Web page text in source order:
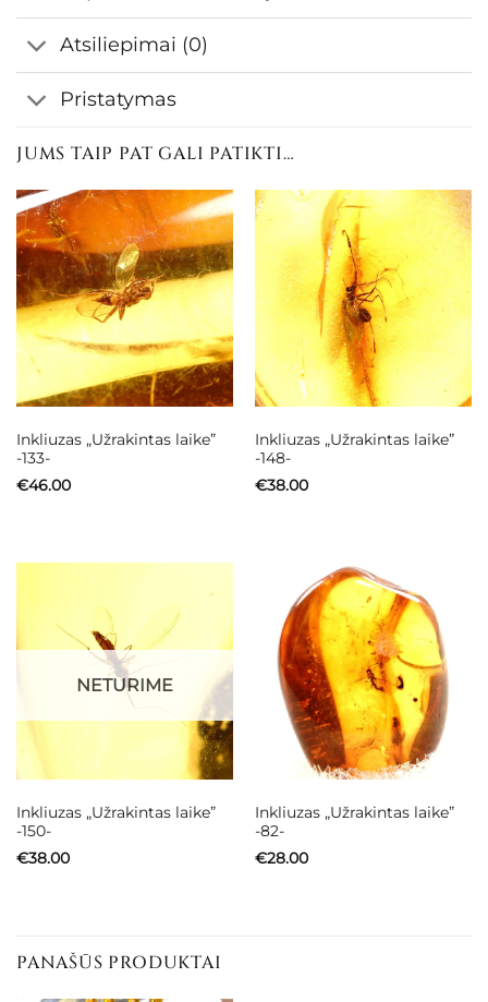
Atsiliepimai (0)
Pristatymas
JUMS TAIP PAT GALI PATIKTI…
Inkliuzas „Užrakintas laike”
-133-
€46.00
Inkliuzas „Užrakintas laike”
-148-
€38.00
NETURIME
Inkliuzas „Užrakintas laike”
-150-
€38.00
Inkliuzas „Užrakintas laike”
-82-
€28.00
PANAŠŪS PRODUKTAI